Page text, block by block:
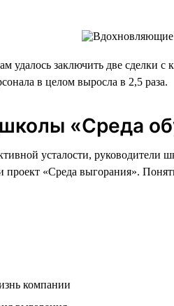
удалось заключить две сделки
в целом выросла в 2,5 раза.
«Среда
усталости, руководители
проект «Среда выгорания».
компании